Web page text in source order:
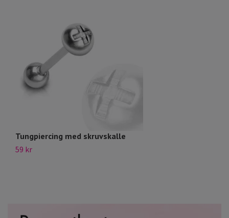
Tungpiercing med skruvskalle
59 kr